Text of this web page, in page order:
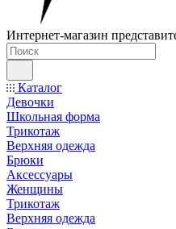
Интернет-магазин
Каталог
Девочки
Школьная форма
Трикотаж
Верхняя одежда
Брюки
Аксессуары
Женщины
Трикотаж
Верхняя одежда